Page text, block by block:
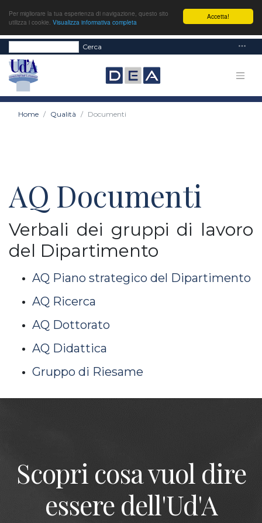
Accetta!
Per migliorare la tua esperienza di navigazione, questo sito
utilizza i cookie. Visualizza informativa completa
Cerca
Home Qualità Documenti
AQ Documenti
Verbali dei gruppi di lavoro
del Dipartimento
AQ Piano strategico del Dipartimento
AQ Ricerca
AQ Dottorato
AQ Didattica
Gruppo di Riesame
Scopri cosa vuol dire
essere dell'Ud'A